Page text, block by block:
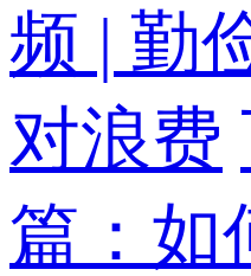
频 | 勤
对浪费
篇：如